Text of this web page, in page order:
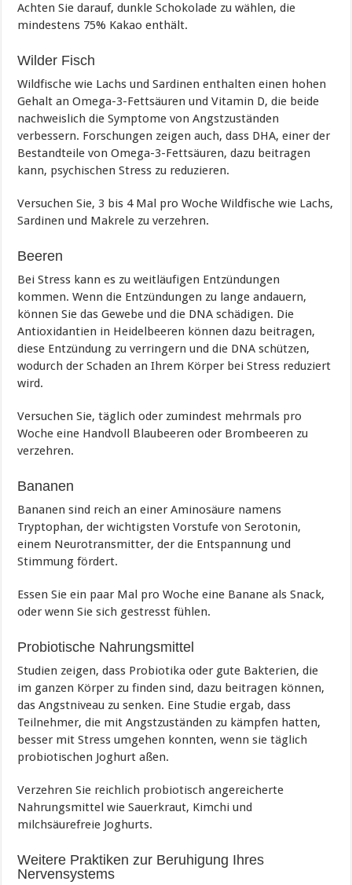
Achten Sie darauf, dunkle Schokolade zu wählen, die
mindestens 75% Kakao enthält.
Wilder Fisch
Wildfische wie Lachs und Sardinen enthalten einen hohen
Gehalt an Omega-3-Fettsäuren und Vitamin D, die beide
nachweislich die Symptome von Angstzuständen
verbessern. Forschungen zeigen auch, dass DHA, einer der
Bestandteile von Omega-3-Fettsäuren, dazu beitragen
kann, psychischen Stress zu reduzieren.
Versuchen Sie, 3 bis 4 Mal pro Woche Wildfische wie Lachs,
Sardinen und Makrele zu verzehren.
Beeren
Bei Stress kann es zu weitläufigen Entzündungen
kommen. Wenn die Entzündungen zu lange andauern,
können Sie das Gewebe und die DNA schädigen. Die
Antioxidantien in Heidelbeeren können dazu beitragen,
diese Entzündung zu verringern und die DNA schützen,
wodurch der Schaden an Ihrem Körper bei Stress reduziert
wird.
Versuchen Sie, täglich oder zumindest mehrmals pro
Woche eine Handvoll Blaubeeren oder Brombeeren zu
verzehren.
Bananen
Bananen sind reich an einer Aminosäure namens
Tryptophan, der wichtigsten Vorstufe von Serotonin,
einem Neurotransmitter, der die Entspannung und
Stimmung fördert.
Essen Sie ein paar Mal pro Woche eine Banane als Snack,
oder wenn Sie sich gestresst fühlen.
Probiotische Nahrungsmittel
Studien zeigen, dass Probiotika oder gute Bakterien, die
im ganzen Körper zu finden sind, dazu beitragen können,
das Angstniveau zu senken. Eine Studie ergab, dass
Teilnehmer, die mit Angstzuständen zu kämpfen hatten,
besser mit Stress umgehen konnten, wenn sie täglich
probiotischen Joghurt aßen.
Verzehren Sie reichlich probiotisch angereicherte
Nahrungsmittel wie Sauerkraut, Kimchi und
milchsäurefreie Joghurts.
Weitere Praktiken zur Beruhigung Ihres
Nervensystems